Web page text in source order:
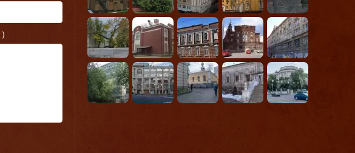
)